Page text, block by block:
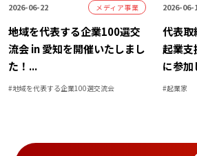
2026-06-22 メディア事業
地域を代表する企業100選交
流会 in 愛知を開催いたしまし
た！ ...
#地域を代表する企業100選交流会
2026-06-
代表取
起業支
に参加
#起業家